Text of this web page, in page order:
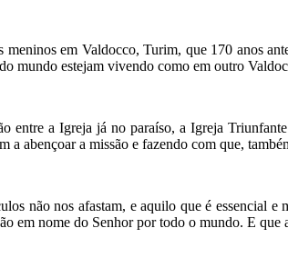
meninos em Valdocco, Turim, que 170 anos
mundo estejam vivendo como em outro
entre a Igreja já no paraíso, a Igreja
abençoar a missão e fazendo com que,
não nos afastam, e aquilo que é essencial
em nome do Senhor por todo o mundo. E